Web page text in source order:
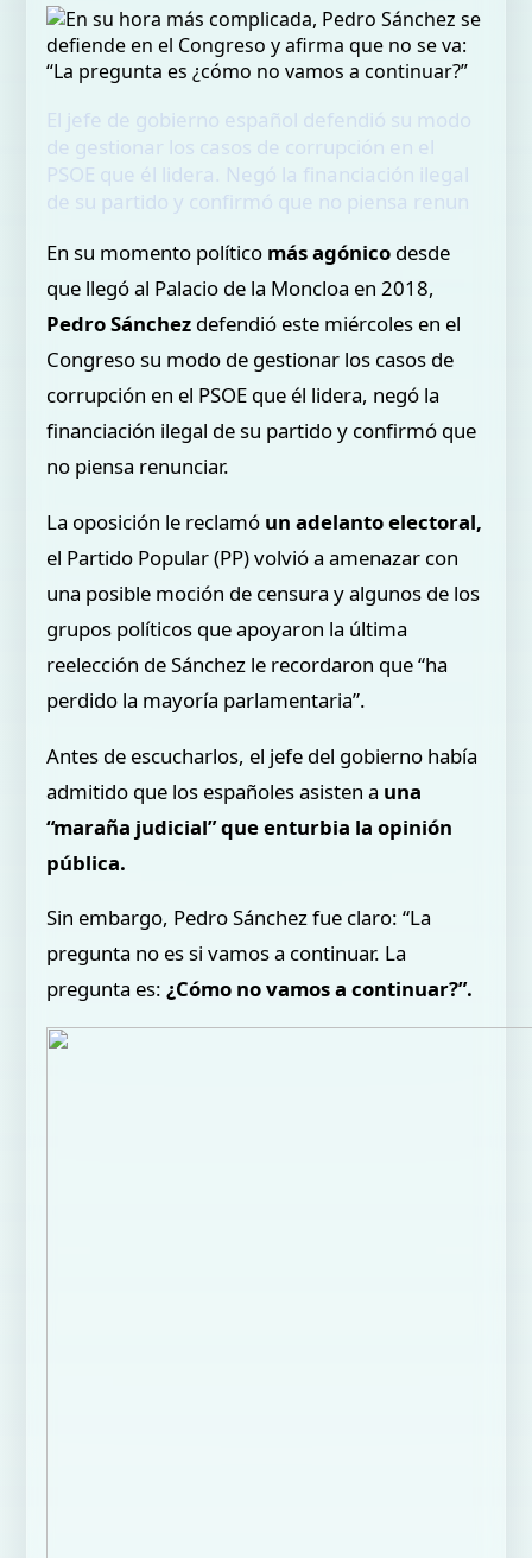
El jefe de gobierno español defendió su modo
de gestionar los casos de corrupción en el
PSOE que él lidera. Negó la financiación ilegal
de su partido y confirmó que no piensa renun
En su momento político más agónico desde
que llegó al Palacio de la Moncloa en 2018,
Pedro Sánchez defendió este miércoles en el
Congreso su modo de gestionar los casos de
corrupción en el PSOE que él lidera, negó la
financiación ilegal de su partido y confirmó que
no piensa renunciar.
La oposición le reclamó un adelanto electoral,
el Partido Popular (PP) volvió a amenazar con
una posible moción de censura y algunos de los
grupos políticos que apoyaron la última
reelección de Sánchez le recordaron que “ha
perdido la mayoría parlamentaria”.
Antes de escucharlos, el jefe del gobierno había
admitido que los españoles asisten a una
“maraña judicial” que enturbia la opinión
pública.
Sin embargo, Pedro Sánchez fue claro: “La
pregunta no es si vamos a continuar. La
pregunta es: ¿Cómo no vamos a continuar?”.